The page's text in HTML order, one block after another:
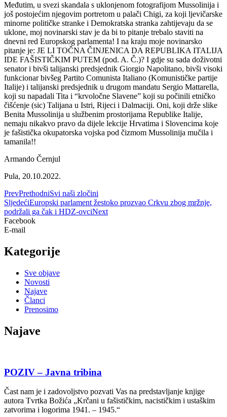
Međutim, u svezi skandala s uklonjenom fotografijom Mussolinija i
još postojećim njegovim portretom u palači Chigi, za koji ljevičarske
minorne političke stranke i Demokratska stranka zahtijevaju da se
uklone, moj novinarski stav je da bi to pitanje trebalo staviti na
dnevni red Europskog parlamenta! I na kraju moje novinarsko
pitanje je: JE LI TOČNA ČINJENICA DA REPUBLIKA ITALIJA
IDE FAŠISTIČKIM PUTEM (pod. A. Č.)? I gdje su sada doživotni
senator i bivši talijanski predsjednik Giorgio Napolitano, bivši visoki
funkcionar bivšeg Partito Comunista Italiano (Komunističke partije
Italije) i talijanski predsjednik u drugom mandatu Sergio Mattarella,
koji su napadali Tita i “krvoločne Slavene” koji su počinili etničko
čišćenje (sic) Talijana u Istri, Rijeci i Dalmaciji. Oni, koji drže slike
Benita Mussolinija u službenim prostorijama Republike Italije,
nemaju nikakvo pravo da dijele lekcije Hrvatima i Slovencima koje
je fašistička okupatorska vojska pod čizmom Mussolinija mučila i
tamanila!!
Armando Černjul
Pula, 20.10.2022.
PrevPrethodniSvi naši zločini
SljedećiEuropski parlament žestoko prozvao Crkvu zbog mržnje,
podržali ga čak i HDZ-ovciNext
Facebook
E-mail
Kategorije
Sve objave
Novosti
Najave
Članci
Prenosimo
Najave
POZIV – Javna tribina
Čast nam je i zadovoljstvo pozvati Vas na predstavljanje knjige
autora Tvrtka Božića „Krčani u fašističkim, nacističkim i ustaškim
zatvorima i logorima 1941. – 1945.“